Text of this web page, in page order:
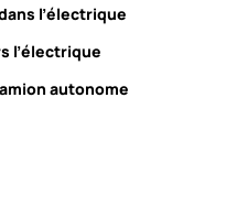
l’électrique
l’électrique
autonome